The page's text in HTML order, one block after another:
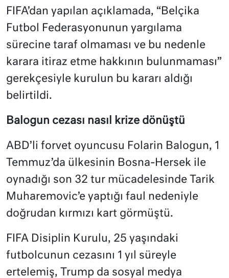
FIFA’dan yapılan açıklamada, “Belçika
Futbol Federasyonunun yargılama
sürecine taraf olmaması ve bu nedenle
karara itiraz etme hakkının bulunmaması”
gerekçesiyle kurulun bu kararı aldığı
belirtildi.
Balogun cezası nasıl krize dönüştü
ABD’li forvet oyuncusu Folarin Balogun, 1
Temmuz’da ülkesinin Bosna-Hersek ile
oynadığı son 32 tur mücadelesinde Tarik
Muharemovic’e yaptığı faul nedeniyle
doğrudan kırmızı kart görmüştü.
FIFA Disiplin Kurulu, 25 yaşındaki
futbolcunun cezasını 1 yıl süreyle
ertelemiş, Trump da sosyal medya